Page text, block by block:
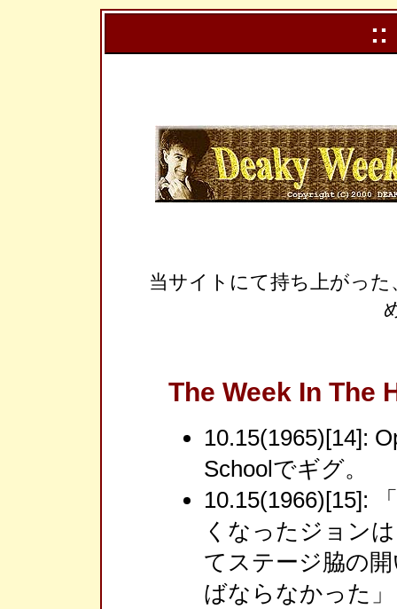
::
当サイトにて持ち上がっ
The Week In The
10.15(1965)[14]:
Schoolでギグ。
10.15(1966)[15]:
くなったジョン
てステージ脇の
ばならなかった